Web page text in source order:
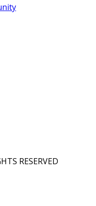
RESERVED